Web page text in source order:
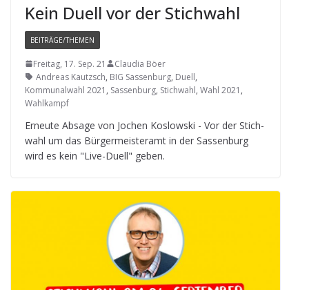
Kein Duell vor der Stichwahl
BEITRÄGE/THEMEN
Freitag, 17. Sep. 21
Claudia Böer
Andreas Kautzsch, BIG Sassenburg, Duell,
Kommunalwahl 2021 , Sassenburg, Stichwahl, Wahl 2021 ,
Wahlkampf
Erneute Absage von Jochen Koslow­ski - Vor der Stich­
wahl um das Bür­ger­meis­ter­amt in der Sas­sen­burg
wird es kein "Live-Duell" geben.